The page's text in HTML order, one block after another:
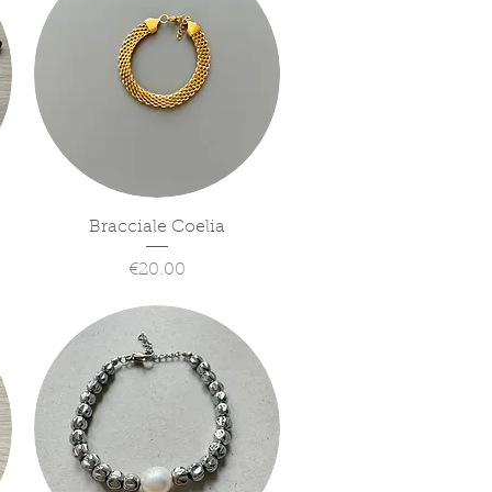
Quick View
Bracciale Coelia
Price
€20.00